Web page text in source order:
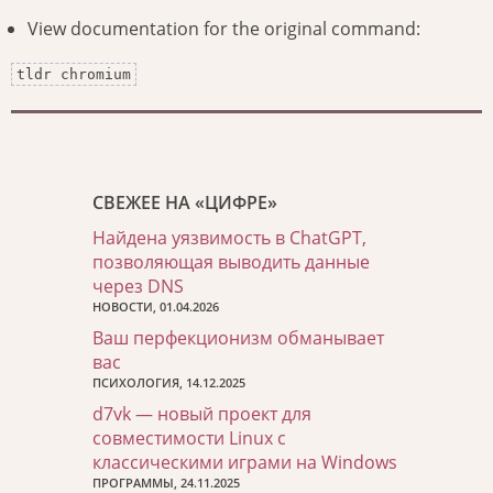
View documentation for the original command:
tldr chromium
СВЕЖЕЕ НА «ЦИФРЕ»
Найдена уязвимость в ChatGPT,
позволяющая выводить данные
через DNS
НОВОСТИ, 01.04.2026
Ваш перфекционизм обманывает
вас
ПСИХОЛОГИЯ, 14.12.2025
d7vk — новый проект для
совместимости Linux с
классическими играми на Windows
ПРОГРАММЫ, 24.11.2025